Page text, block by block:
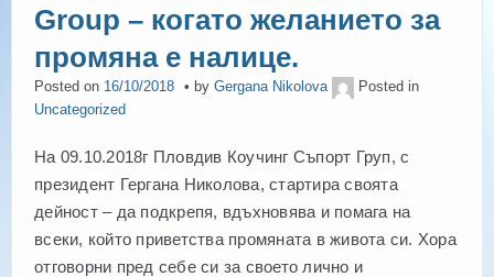
УЧАСТНИЦИ С ГОДИШЕН АБОНАМЕНТ
КОУЧИНГ ОБУЧЕНИЯ
НАМЕРИ СВОЯ КОУЧ
Group – когато желанието за
промяна е налице.
Posted on 16/10/2018 by Gergana Nikolova
Posted in
Uncategorized
На 09.10.2018г Пловдив Коучинг Съпорт Груп, с
президент Гергана Николова, стартира своята
дейност – да подкрепя, вдъхновява и помага на
всеки, който приветства промяната в живота си. Хора
отговорни пред себе си за своето лично и